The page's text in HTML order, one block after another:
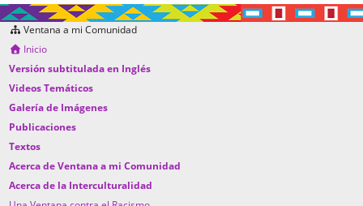
Ventana a mi Comunidad
Inicio
Versión subtitulada en Inglés
Videos Temáticos
Galería de Imágenes
Publicaciones
Textos
Acerca de Ventana a mi Comunidad
Acerca de la Interculturalidad